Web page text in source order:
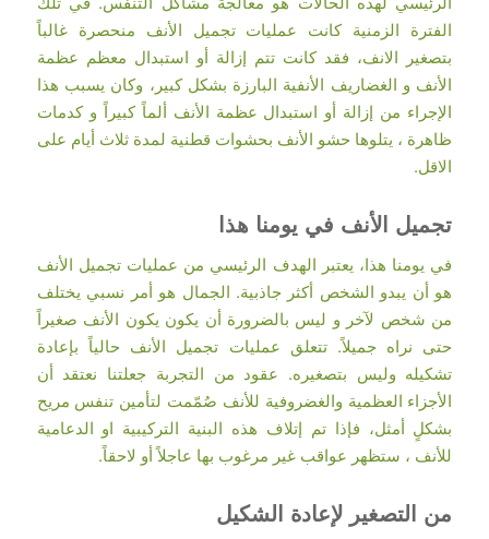
الفترة الزمنية كانت عمليات تجميل الأنف منحصرة غالباً
بتصغير الانف، فقد كانت تتم إزالة أو استبدال معظم عظمة
الأنف و الغضاريف الأنفية البارزة بشكل كبير، وكان يسبب هذا
الإجراء من إزالة أو استبدال عظمة الأنف ألماً كبيراً و كدمات
ظاهرة ، يتلوها حشو الأنف بحشوات قطنية لمدة ثلاث أيام على
الاقل.
تجميل الأنف في يومنا هذا
في يومنا هذا، يعتبر الهدف الرئيسي من عمليات تجميل الأنف
هو أن يبدو الشخص أكثر جاذبية. الجمال هو أمر نسبي يختلف
من شخص لآخر و ليس بالضرورة أن يكون يكون الأنف صغيراً
حتى نراه جميلاً. تتعلق عمليات تجميل الأنف حالياً بإعادة
تشكيله وليس بتصغيره. عقود من التجربة جعلتنا نعتقد أن
الأجزاء العظمية والغضروفية للأنف صُمّمت لتأمين تنفس مريح
بشكلٍ أمثل، فإذا تم إتلاف هذه البنية التركيبية او الدعامية
للأنف ، ستظهر عواقب غير مرغوب بها عاجلاً أو لاحقاً.
من التصغير لإعادة الشكيل